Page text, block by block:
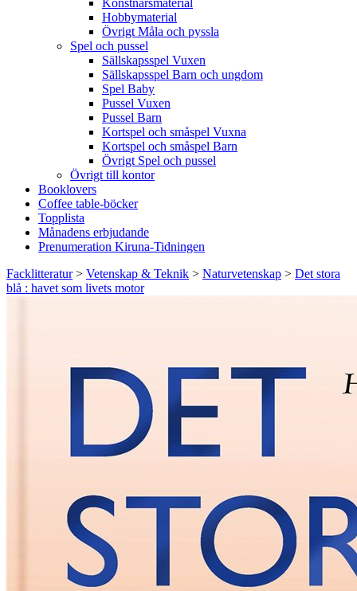
Konstnärsmaterial
Hobbymaterial
Övrigt Måla och pyssla
Spel och pussel
Sällskapsspel Vuxen
Sällskapsspel Barn och ungdom
Spel Baby
Pussel Vuxen
Pussel Barn
Kortspel och småspel Vuxna
Kortspel och småspel Barn
Övrigt Spel och pussel
Övrigt till kontor
Booklovers
Coffee table-böcker
Topplista
Månadens erbjudande
Prenumeration Kiruna-Tidningen
Facklitteratur> Vetenskap & Teknik > Naturvetenskap > Det stora
blå : havet som livets motor